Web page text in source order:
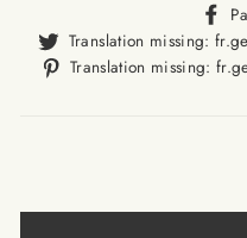
Translation missing:
Translation missing: